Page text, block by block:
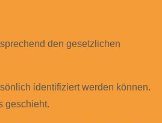
den gesetzlichen
identifiziert werden können.
geschieht.